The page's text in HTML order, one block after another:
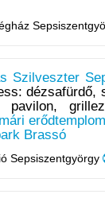
Szilveszter
dézsafürdő,
pavilon,
Brassó
Sepsiszentgyörgy